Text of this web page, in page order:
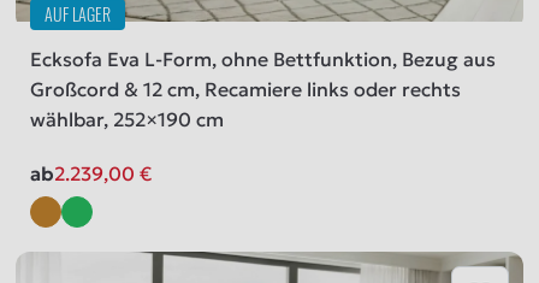
AUF LAGER
Ecksofa Eva L-Form, ohne Bettfunktion, Bezug aus
Großcord & 12 cm, Recamiere links oder rechts
wählbar, 252×190 cm
ab2.239,00€